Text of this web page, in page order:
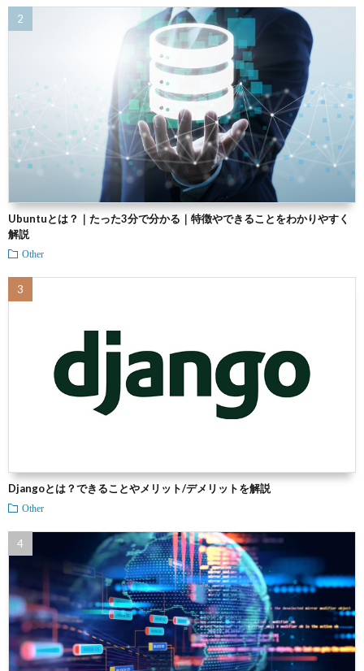
Ubuntuとは？｜たった3分で分かる｜特徴やできることをわかりやすく
解説
Other
Djangoとは？できることやメリット/デメリットを解説
Other